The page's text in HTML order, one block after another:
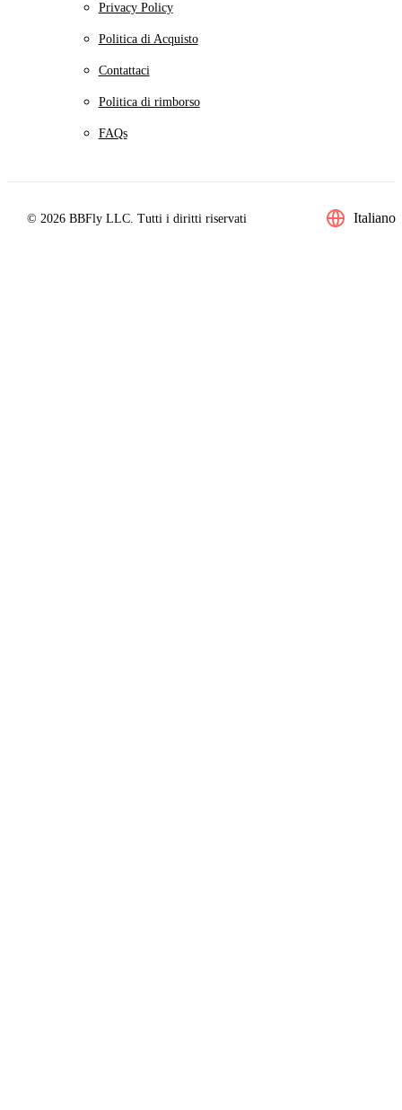
Privacy Policy
Politica di Acquisto
Contattaci
Politica di rimborso
FAQs
© 2026 BBFly LLC. Tutti i diritti riservati Italiano